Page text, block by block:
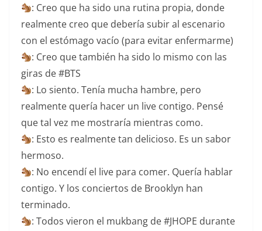
: Creo que ha sido una rutina propia, donde
realmente creo que debería subir al escenario
con el estómago vacío (para evitar enfermarme)
: Creo que también ha sido lo mismo con las
giras de #BTS
: Lo siento. Tenía mucha hambre, pero
realmente quería hacer un live contigo. Pensé
que tal vez me mostraría mientras como.
: Esto es realmente tan delicioso. Es un sabor
hermoso.
: No encendí el live para comer. Quería hablar
contigo. Y los conciertos de Brooklyn han
terminado.
: Todos vieron el mukbang de #JHOPE durante